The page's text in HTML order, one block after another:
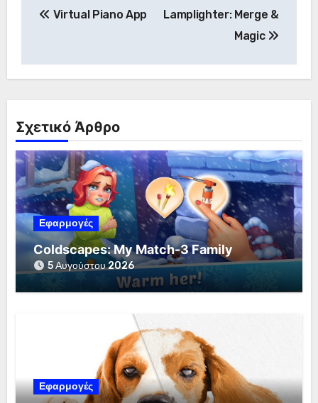
Virtual Piano App
Lamplighter: Merge &
Magic
Σχετικό Άρθρο
Εφαρμογές
Coldscapes: My Match-3 Family
5 Αυγούστου 2026
Εφαρμογές